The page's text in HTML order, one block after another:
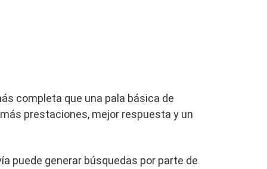
completa que una pala básica de
prestaciones, mejor respuesta y un
puede generar búsquedas por parte de